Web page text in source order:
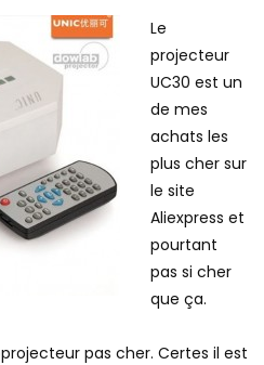
Le
projecteur
UC30 est un
de mes
achats les
plus cher sur
le site
Aliexpress et
pourtant
pas si cher
que ça.
pas cher. Certes il est